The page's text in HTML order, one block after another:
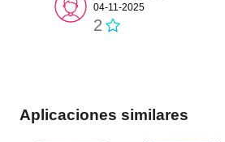
04-11-2025
2
Aplicaciones similares